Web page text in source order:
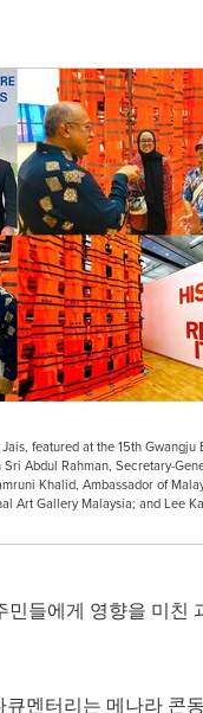
featured at the 15th Gwangju
Abdul Rahman, Secretary-
Khalid, Ambassador of
Art Gallery Malaysia; and Lee
들에게 영향을 미친
멘터리는 메나라 콘